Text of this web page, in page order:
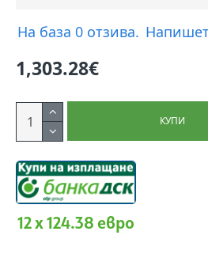
На база 0 отзива.
1,303.28€
КУПИ
12 x 124.38 евро